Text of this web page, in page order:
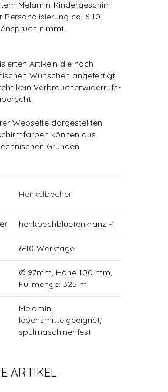
Melamin-Kindergeschirr
ca. 6-10
nimmt.
Artikeln die nach
Wünschen angefertigt
kein Verbraucherwiderrufs-
Webseite dargestellten
können aus
Gründen
Henkelbecher
henkbechbluetenkranz -1
6-10 Werktage
Ø 97mm, Höhe 100 mm,
Füllmenge: 325 ml
Melamin,
lebensmittelgeeignet,
spülmaschinenfest
ARTIKEL